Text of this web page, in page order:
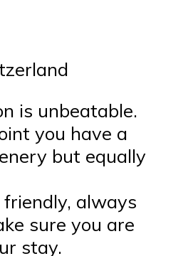
is unbeatable.
you have a
but equally
always
sure you are
stay.